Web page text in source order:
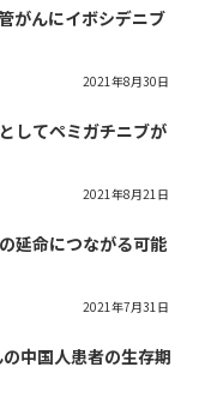
がんにイボシデニブ
2021年8月30日
してペミガチニブが
2021年8月21日
延命につながる可能
2021年7月31日
中国人患者の生存期